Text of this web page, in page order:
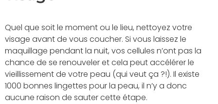
Quel que soit le moment ou le lieu, nettoyez votre
visage avant de vous coucher. Si vous laissez le
maquillage pendant la nuit, vos cellules n’ont pas la
chance de se renouveler et cela peut accélérer le
vieillissement de votre peau (qui veut ça ?!). Il existe
1000 bonnes lingettes pour la peau, il n’y a donc
aucune raison de sauter cette étape.